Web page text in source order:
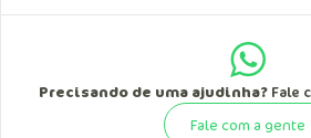
Precisando de uma ajudinha?Fale
Fale com a gente